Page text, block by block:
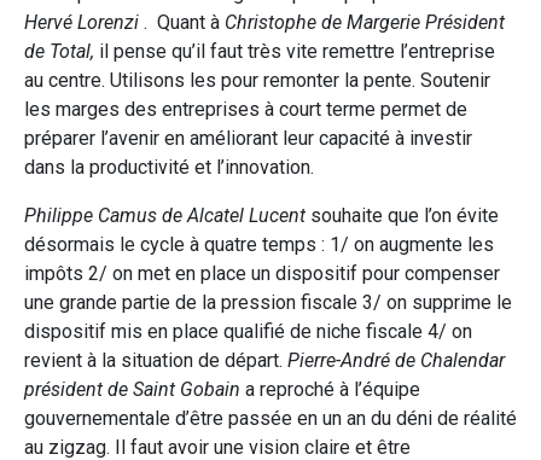
Hervé Lorenzi . Quant à Christophe de Margerie Président
de Total, il pense qu’il faut très vite remettre l’entreprise
au centre. Utilisons les pour remonter la pente. Soutenir
les marges des entreprises à court terme permet de
préparer l’avenir en améliorant leur capacité à investir
dans la productivité et l’innovation.
Philippe Camus de Alcatel Lucent souhaite que l’on évite
désormais le cycle à quatre temps : 1/ on augmente les
impôts 2/ on met en place un dispositif pour compenser
une grande partie de la pression fiscale 3/ on supprime le
dispositif mis en place qualifié de niche fiscale 4/ on
revient à la situation de départ. Pierre-André de Chalendar
président de Saint Gobain a reproché à l’équipe
gouvernementale d’être passée en un an du déni de réalité
au zigzag. Il faut avoir une vision claire et être